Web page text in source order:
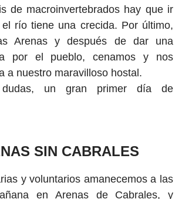
de macroinvertebrados hay que ir
río tiene una crecida. Por último,
Arenas y después de dar una
por el pueblo, cenamos y nos
a nuestro maravilloso hostal.
un gran primer día de
SIN CABRALES
y voluntarios amanecemos a las
en Arenas de Cabrales, y